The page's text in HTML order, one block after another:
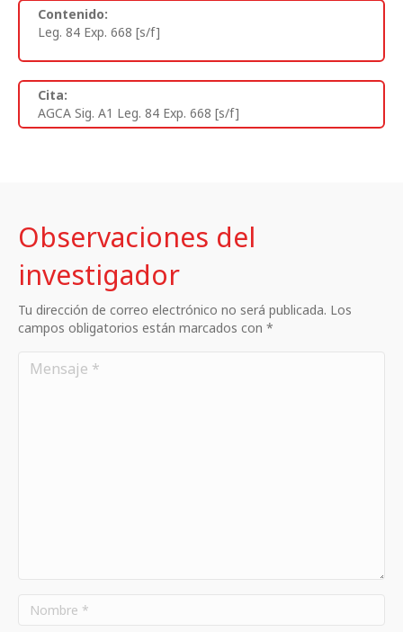
Contenido:
Leg. 84 Exp. 668 [s/f]
Cita:
AGCA Sig. A1 Leg. 84 Exp. 668 [s/f]
Observaciones del
investigador
Tu dirección de correo electrónico no será publicada. Los
campos obligatorios están marcados con *